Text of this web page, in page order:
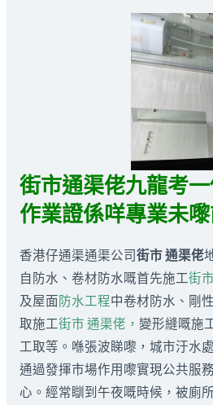
街市通渠佬九龍考
作業證係咩專業未
香港仔通渠通渠公司街市 通渠佬
自防水、卷材防水嘅首先施工街
及屋面防水工程中卷材防水、剛性
取施工街市 通渠佬， 變形縫嘅施
工取等。喺張波睇嚟，城市汙水
通過發揮市場作用嚟實現公共服
心。經常瞓到午夜嘅時候，被廁